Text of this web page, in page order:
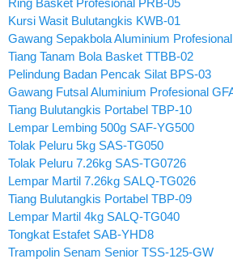
Kursi Wasit Bulutangkis KWB-01
Gawang Sepakbola Aluminium
Tiang Tanam Bola Basket TTBB-02
Pelindung Badan Pencak Silat BPS-03
Gawang Futsal Aluminium Profesional
Tiang Bulutangkis Portabel TBP-10
Lempar Lembing 500g SAF-YG500
Tolak Peluru 5kg SAS-TG050
Tolak Peluru 7.26kg SAS-TG0726
Lempar Martil 7.26kg SALQ-TG026
Tiang Bulutangkis Portabel TBP-09
Lempar Martil 4kg SALQ-TG040
Tongkat Estafet SAB-YHD8
Trampolin Senam Senior TSS-125-GW